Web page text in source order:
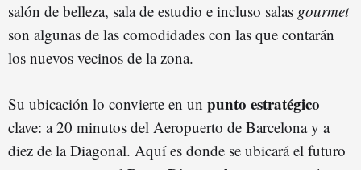
salón de belleza, sala de estudio e incluso salas gourmet
son algunas de las comodidades con las que contarán
los nuevos vecinos de la zona.
Su ubicación lo convierte en un punto estratégico
clave: a 20 minutos del Aeropuerto de Barcelona y a
diez de la Diagonal. Aquí es donde se ubicará el futuro